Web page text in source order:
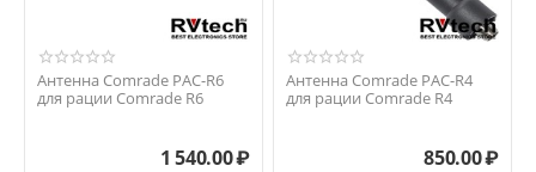
Антенна Comrade PAC-R6
для рации Comrade R6
1 540.00₽
Антенна Comrade PAC-R4
для рации Comrade R4
850.00₽